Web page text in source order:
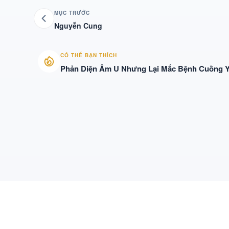
MỤC TRƯỚC
Nguyễn Cung
CÓ THỂ BẠN THÍCH
Phản Diện Âm U Nhưng Lại Mắc Bệnh Cuồng